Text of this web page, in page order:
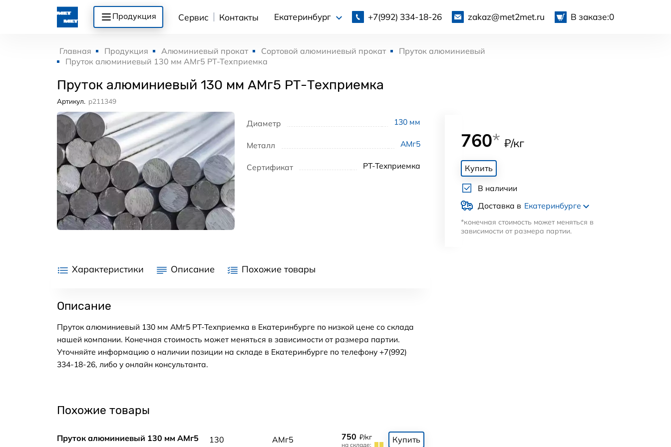
Продукция Сервис Контакты Екатеринбург +7(992) 334-18-26 zakaz@met2met.ru В заказе:0
Главная Продукция Алюминиевый прокат Сортовой алюминиевый прокат
Пруток алюминиевый
Пруток алюминиевый 130 мм АМг5 РТ-Техприемка
Пруток алюминиевый 130 мм АМг5 РТ-Техприемка
Артикул. p211349
Диаметр 130 мм
Металл АМг5
Сертификат РТ-Техприемка
760* ₽/кг
Купить
В наличии
Доставка в Екатеринбурге
*конечная стоимость может меняться в
зависимости от размера партии.
Характеристики Описание Похожие товары
Описание
Пруток алюминиевый 130 мм АМг5 РТ-Техприемка в Екатеринбурге по низкой цене со склада
нашей компании. Конечная стоимость может меняться в зависимости от размера партии.
Уточняйте информацию о наличии позиции на складе в Екатеринбурге по телефону +7(992)
334-18-26, либо у онлайн консультанта.
Похожие товары
Пруток алюминиевый 130 мм АМг5 130 АМг5 750 ₽/кг
на складе:
Купить